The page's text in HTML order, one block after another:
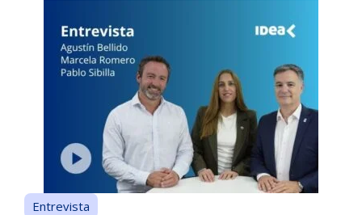
Entrevista